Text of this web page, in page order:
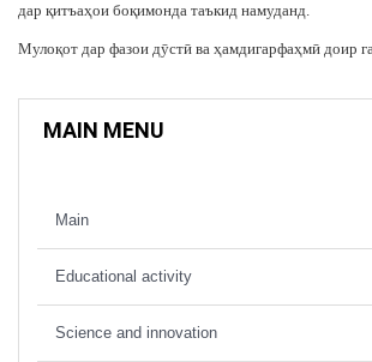
дар қитъаҳои боқимонда таъкид намуданд.
Мулоқот дар фазои дӯстӣ ва ҳамдигарфаҳмӣ доир
MAIN MENU
Main
Educational activity
Science and innovation